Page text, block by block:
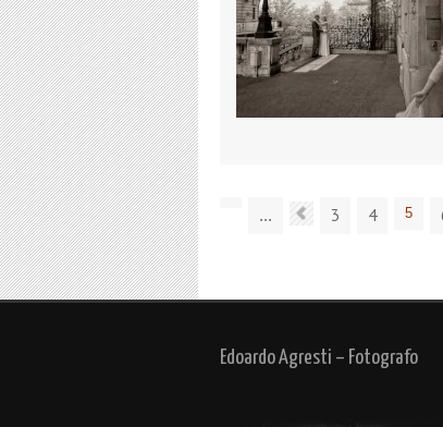
... 3 4 5
Edoardo Agresti – Fotografo